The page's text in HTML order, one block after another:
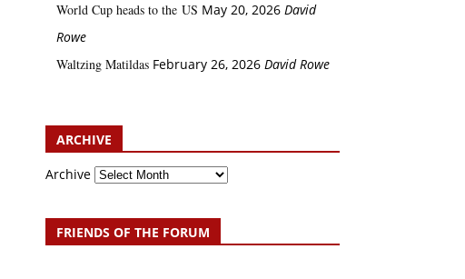
World Cup heads to the US May 20, 2026 David
Rowe
Waltzing Matildas February 26, 2026 David Rowe
ARCHIVE
Archive
FRIENDS OF THE FORUM